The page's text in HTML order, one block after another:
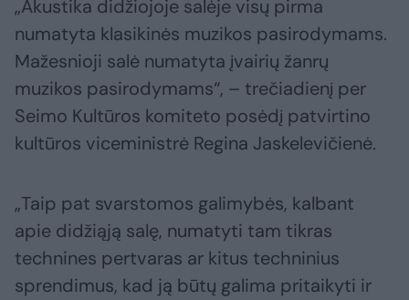
„Akustika didžiojoje salėje visų pirma
numatyta klasikinės muzikos pasirodymams.
Mažesnioji salė numatyta įvairių žanrų
muzikos pasirodymams“, – trečiadienį per
Seimo Kultūros komiteto posėdį patvirtino
kultūros viceministrė Regina Jaskelevičienė.
„Taip pat svarstomos galimybės, kalbant
apie didžiąją salę, numatyti tam tikras
technines pertvaras ar kitus techninius
sprendimus, kad ją būtų galima pritaikyti ir